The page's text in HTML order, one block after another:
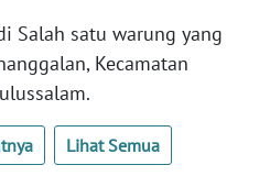
Salah satu warung yang
Kecamatan
Lihat Semua